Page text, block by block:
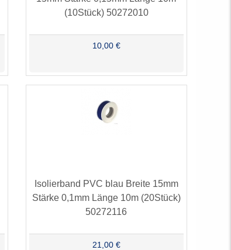
(10Stück) 50272010
10,00 €
Isolierband PVC blau Breite 15mm
Stärke 0,1mm Länge 10m (20Stück)
50272116
21,00 €